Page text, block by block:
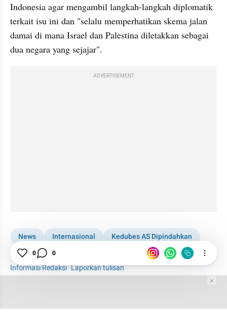
Indonesia agar mengambil langkah-langkah diplomatik
terkait isu ini dan "selalu memperhatikan skema jalan
damai di mana Israel dan Palestina diletakkan sebagai
dua negara yang sejajar".
ADVERTISEMENT
News Internasional
Kedubes AS Dipindahkan
Yerusalem
Informasi Redaksi·Laporkan tulisan
0 0